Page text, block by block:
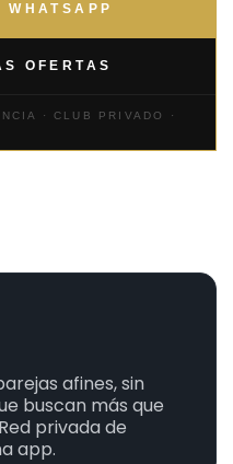
WHATSAPP
OFERTAS
· CLUB PRIVADO ·
afines, sin
buscan más que
privada de
app.